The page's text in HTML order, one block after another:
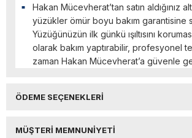
Hakan Mücevherat’tan satın aldığınız
yüzükler ömür boyu bakım garantisine
Yüzüğünüzün ilk günkü ışıltısını
olarak bakım yaptırabilir, profesyonel
zaman Hakan Mücevherat’a güvenle
ÖDEME SEÇENEKLERI
MÜŞTERI MEMNUNIYETI